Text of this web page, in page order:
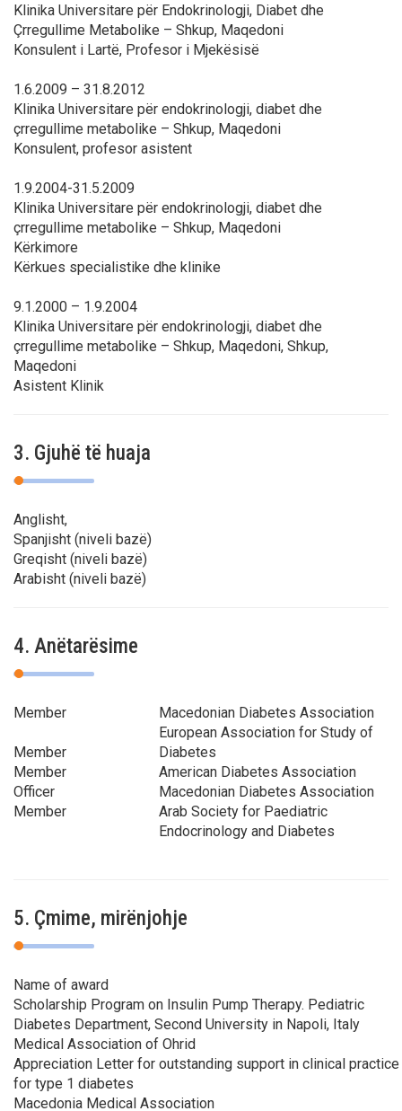
Klinika Universitare për Endokrinologji, Diabet dhe
Çrregullime Metabolike – Shkup, Maqedoni
Konsulent i Lartë, Profesor i Mjekësisë
1.6.2009 – 31.8.2012
Klinika Universitare për endokrinologji, diabet dhe
çrregullime metabolike – Shkup, Maqedoni
Konsulent, profesor asistent
1.9.2004-31.5.2009
Klinika Universitare për endokrinologji, diabet dhe
çrregullime metabolike – Shkup, Maqedoni
Kërkimore
Kërkues specialistike dhe klinike
9.1.2000 – 1.9.2004
Klinika Universitare për endokrinologji, diabet dhe
çrregullime metabolike – Shkup, Maqedoni, Shkup,
Maqedoni
Asistent Klinik
3. Gjuhë të huaja
Anglisht,
Spanjisht (niveli bazë)
Greqisht (niveli bazë)
Arabisht (niveli bazë)
4. Anëtarësime
Member Macedonian Diabetes Association
Member
European Association for Study of
Diabetes
Member
American Diabetes Association
Officer
Macedonian Diabetes Association
Member
Arab Society for Paediatric
Endocrinology and Diabetes
5. Çmime, mirënjohje
Name of award
Scholarship Program on Insulin Pump Therapy. Pediatric
Diabetes Department, Second University in Napoli, Italy
Medical Association of Ohrid
Appreciation Letter for outstanding support in clinical practice
for type 1 diabetes
Macedonia Medical Association